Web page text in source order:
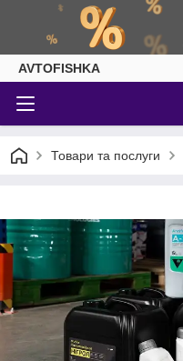
AVTOFISHKA
Товари та послуги